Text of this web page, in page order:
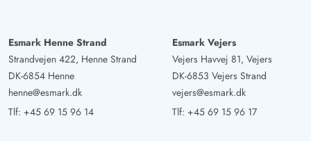
Esmark Henne Strand
Strandvejen 422, Henne Strand
DK-6854 Henne
henne@esmark.dk
Tlf: +45 69 15 96 14
Esmark Vejers
Vejers Havvej 81, Vejers
DK-6853 Vejers Strand
vejers@esmark.dk
Tlf: +45 69 15 96 17